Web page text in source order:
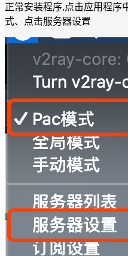
正常安装程序,点击应用程序
式、点击服务器设置